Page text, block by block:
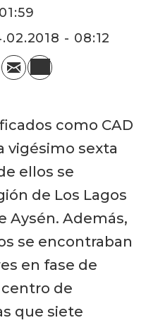
- 08:12
como CAD
vigésimo sexta
ellos se
de Los Lagos
Aysén. Además,
se encontraban
en fase de
centro de
que siete